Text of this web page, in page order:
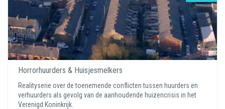
Horrorhuurders & Huisjesmelkers
Realityserie over de toenemende conflicten tussen huurders en
verhuurders als gevolg van de aanhoudende huizencrisis in het
Verenigd Koninkrijk.